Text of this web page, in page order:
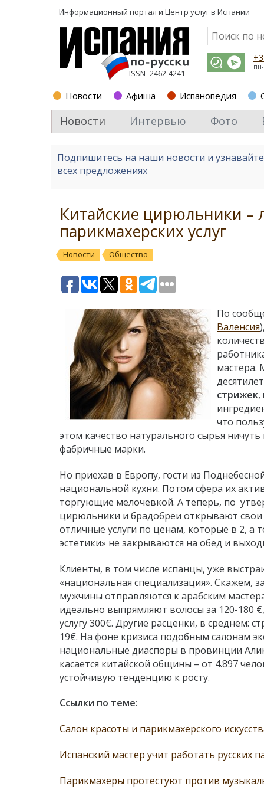
Информационный портал и Центр услуг в Испании
ISSN–2462-4241
Новости Афиша Испанопедия
Новости Интервью Фото
Подпишитесь на наши новости и
всех предложениях
Китайские цирюльники –
парикмахерских услуг
Новости Общество
По
Валенсия
мастера.
стрижек,
что
этом качество натурального сырья
фабричные марки.
Но приехав в Европу, гости из
национальной кухни. Потом сфера их
торгующие мелочевкой. А теперь, по
цирюльники и брадобреи открывают
отличные услуги по ценам, которые в 2, а
эстетики» не закрываются на обед и
Клиенты, в том числе испанцы, уже
«национальная специализация». Скажем,
мужчины отправляются к арабским
идеально выпрямляют волосы за 120-180
услугу 300€. Другие расценки, в среднем:
19€. На фоне кризиса подобным салонам
национальные диаспоры в провинции
касается китайской общины – от 4.897
устойчивую тенденцию к росту.
Ссылки по теме:
Салон красоты и парикмахерского
Испанский мастер учит работать русских
Парикмахеры протестуют против